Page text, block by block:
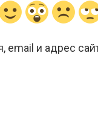
email и адрес